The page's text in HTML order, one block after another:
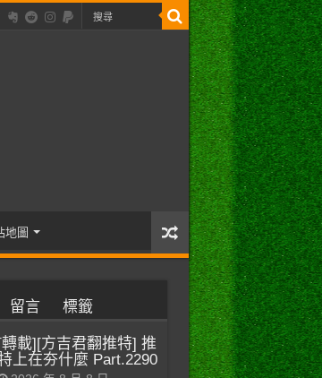
地圖
留言 標籤
載][方吉君翻推特] 推
上在夯什麼 Part.2290